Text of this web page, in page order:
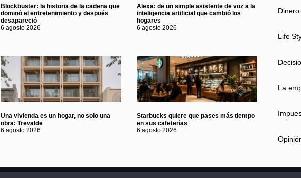
Blockbuster: la historia de la cadena que
dominó el entretenimiento y después
desapareció
6 agosto 2026
Alexa: de un simple asistente de voz a la
inteligencia artificial que cambió los
hogares
6 agosto 2026
Una vivienda es un hogar, no solo una
obra: Trevalde
6 agosto 2026
Starbucks quiere que pases más tiempo
en sus cafeterías
6 agosto 2026
Dinero
Life
La